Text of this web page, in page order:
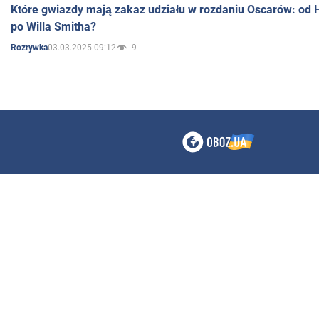
Które gwiazdy mają zakaz udziału w rozdaniu Oscarów: od
po Willa Smitha?
Rozrywka03.03.2025 09:12 9